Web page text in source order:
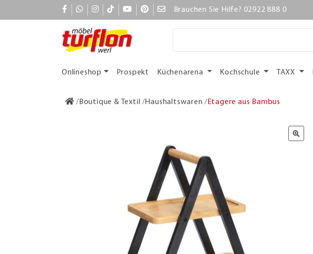
Brauchen Sie Hilfe? 02922 888 0
Onlineshop Prospekt Küchenarena Kochschule TAXX
Boutique & Textil Haushaltswaren Etagere aus Bambus